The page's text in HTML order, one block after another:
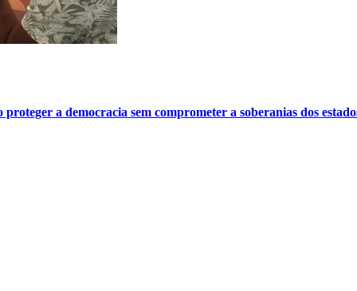
a democracia sem comprometer a soberanias dos